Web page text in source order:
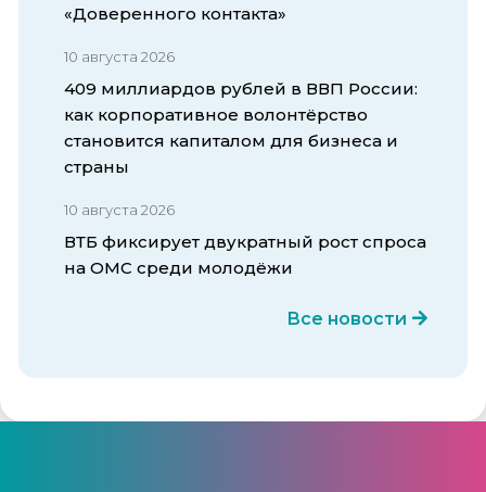
«Доверенного контакта»
10 августа 2026
409 миллиардов рублей в ВВП России:
как корпоративное волонтёрство
становится капиталом для бизнеса и
страны
10 августа 2026
ВТБ фиксирует двукратный рост спроса
на ОМС среди молодёжи
Все новости